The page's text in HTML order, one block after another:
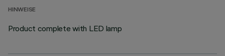
HINWEISE
Product complete with LED lamp